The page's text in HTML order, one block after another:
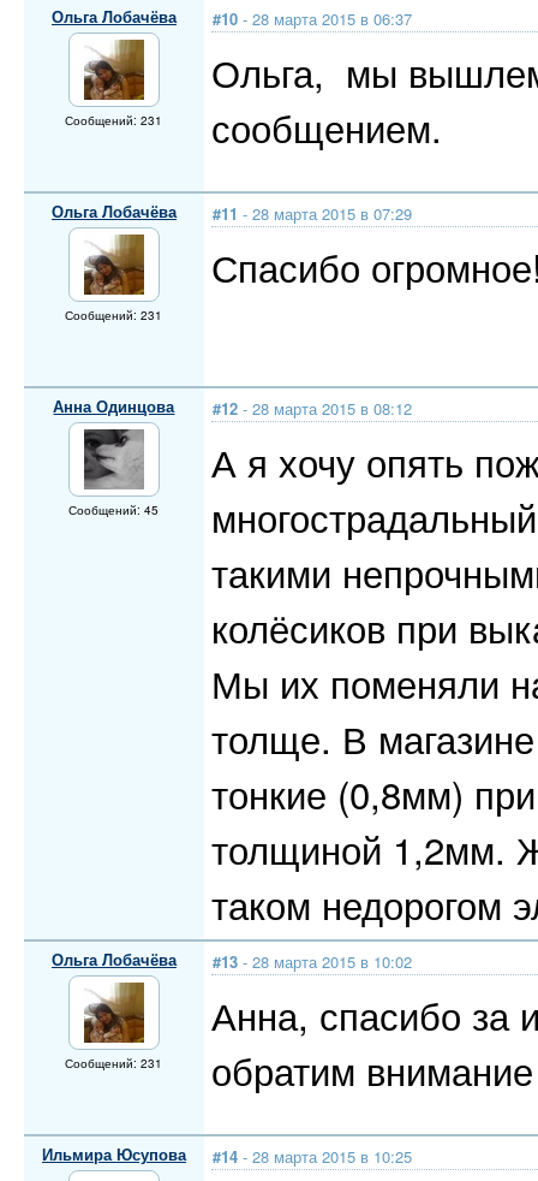
Ольга Лобачёва
Сообщений: 231
#10 - 28 марта 2015 в 06:37
Ольга, мы
сообщением.
Ольга Лобачёва
Сообщений: 231
#11 - 28 марта 2015 в 07:29
Спасибо
Анна Одинцова
Сообщений: 45
#12 - 28 марта 2015 в 08:12
А я хочу опять
такими
колёсиков при
Мы их поменяли
толще. В
тонкие (0,8мм)
толщиной 1,2мм.
таком недорогом
Ольга Лобачёва
Сообщений: 231
#13 - 28 марта 2015 в 10:02
Анна, спасибо за
обратим
Ильмира Юсупова #14 - 28 марта 2015 в 10:25